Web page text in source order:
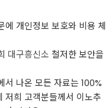
에 개인정보 보호와 비용 체
대구흥신소 철저한 보안을
서 나온 모든 자료는 100%
저희 고객분들께서 이노추